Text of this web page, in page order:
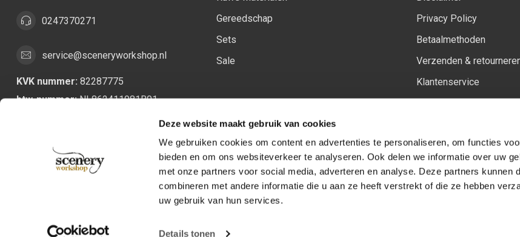
Deze website maakt gebruik van cookies
We gebruiken cookies om content en advertenties te personaliseren, om functies
bieden en om ons websiteverkeer te analyseren. Ook delen we informatie over uw
met onze partners voor social media, adverteren en analyse. Deze partners kunnen
combineren met andere informatie die u aan ze heeft verstrekt of die ze hebben
uw gebruik van hun services.
Details tonen
0247370271
service@sceneryworkshop.nl
KVK nummer: 82287775
btw-nummer:NL862411981B01
Gereedschap
Sets
Sale
Privacy Policy
Betaalmethoden
Verzenden &
Klantenservice
Volg ons op:
Facebook
YoutubeInstagram